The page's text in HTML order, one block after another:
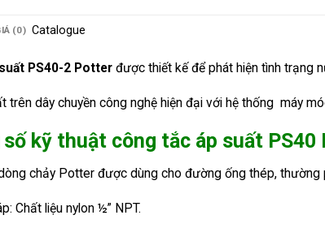
(0) Catalogue
PS40-2 Potter được thiết kế để phát hiện tình trạng
trên dây chuyền công nghệ hiện đại với hệ thống máy
số kỹ thuật công tắc áp suất PS40
chảy Potter được dùng cho đường ống thép,
Chất liệu nylon ½” NPT.